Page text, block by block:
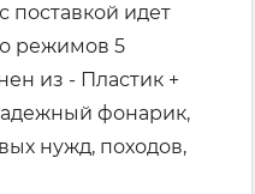
поставкой идет
режимов 5
из - Пластик +
фонарик,
нужд, походов,